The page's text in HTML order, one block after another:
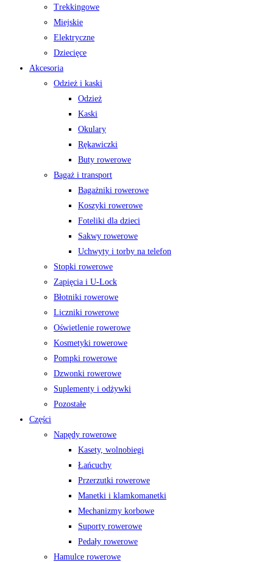
Trekkingowe
Miejskie
Elektryczne
Dziecięce
Akcesoria
Odzież i kaski
Odzież
Kaski
Okulary
Rękawiczki
Buty rowerowe
Bagaż i transport
Bagażniki rowerowe
Koszyki rowerowe
Foteliki dla dzieci
Sakwy rowerowe
Uchwyty i torby na telefon
Stopki rowerowe
Zapięcia i U-Lock
Błotniki rowerowe
Liczniki rowerowe
Oświetlenie rowerowe
Kosmetyki rowerowe
Pompki rowerowe
Dzwonki rowerowe
Suplementy i odżywki
Pozostałe
Części
Napędy rowerowe
Kasety, wolnobiegi
Łańcuchy
Przerzutki rowerowe
Manetki i klamkomanetki
Mechanizmy korbowe
Suporty rowerowe
Pedały rowerowe
Hamulce rowerowe